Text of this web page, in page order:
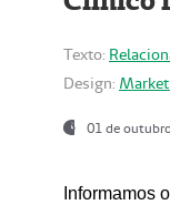
Texto:
Design:
01 de
Informamos